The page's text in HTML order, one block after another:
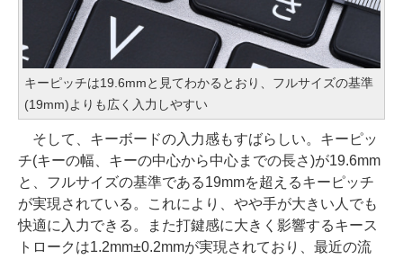
キーピッチは19.6mmと見てわかるとおり、フルサイズの基準
(19mm)よりも広く入力しやすい
そして、キーボードの入力感もすばらしい。キーピッ
チ(キーの幅、キーの中心から中心までの長さ)が19.6mm
と、フルサイズの基準である19mmを超えるキーピッチ
が実現されている。これにより、やや手が大きい人でも
快適に入力できる。また打鍵感に大きく影響するキース
トロークは1.2mm±0.2mmが実現されており、最近の流